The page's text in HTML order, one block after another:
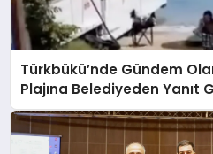
Türkbükü’nde Gündem
Plajına Belediyeden Yanıt